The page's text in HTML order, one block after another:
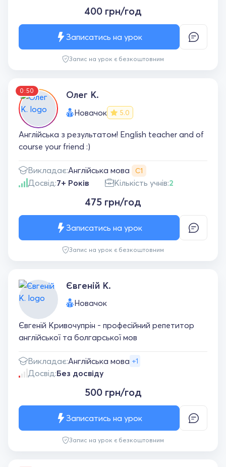
400 грн/год
Запис на урок є безкоштовним
Записатись на урок
0:50 Олег К.
Новачок 5.0
Англійська з результатом! English teacher and of
course your friend :)
Викладає:Англійська мова С1
Досвід:7+ Років Кількість учнів:2
475 грн/год
Запис на урок є безкоштовним
Записатись на урок
Євгеній К.
Новачок
Євгеній Кривочупрін - професійний репетитор
англійської та болгарської мов
Викладає:Англійська мова +1
Досвід:Без досвіду
500 грн/год
Запис на урок є безкоштовним
Записатись на урок